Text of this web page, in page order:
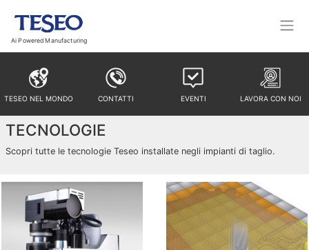
Ai Powered Manufacturing
TECNOLOGIE
Scopri tutte le tecnologie Teseo installate negli impianti di taglio.
TESEO NEL MONDO CONTATTI EVENTI LAVORA CON NOI